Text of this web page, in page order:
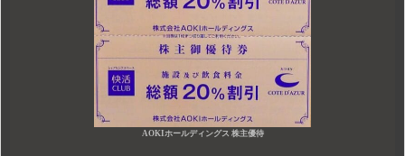
AOKIホールディングス 株主優待